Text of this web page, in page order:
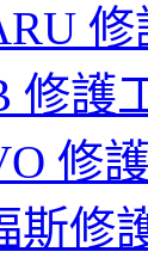
修護
修
斯修